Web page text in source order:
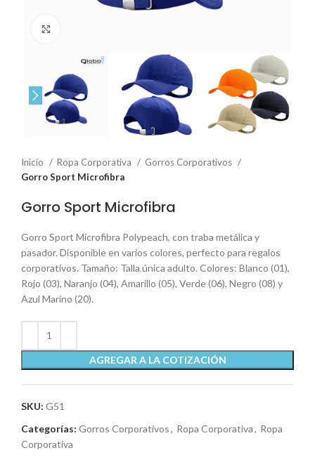
Inicio Ropa Corporativa
Gorros Corporativos
Gorro Sport Microfibra
Gorro Sport Microfibra
Gorro Sport Microfibra Polypeach, con traba metálica y
pasador. Disponible en varios colores, perfecto para regalos
corporativos. Tamaño: Talla única adulto. Colores: Blanco (01),
Rojo (03), Naranjo (04), Amarillo (05), Verde (06), Negro (08) y
Azul Marino (20).
AGREGAR A LA COTIZACIÓN
SKU: G51
Categorías: Gorros Corporativos, Ropa Corporativa, Ropa
Corporativa